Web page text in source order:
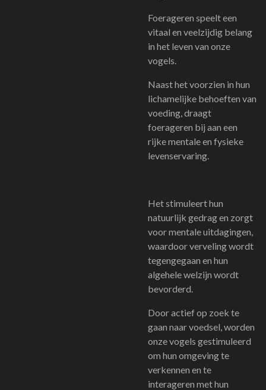
Foerageren speelt een
vitaal en veelzijdig belang
in het leven van onze
vogels.
Naast het voorzien in hun
lichamelijke behoeften van
voeding, draagt
foerageren bij aan een
rijke mentale en fysieke
levenservaring.
Het stimuleert hun
natuurlijk gedrag en zorgt
voor mentale uitdagingen,
waardoor verveling wordt
tegengegaan en hun
algehele welzijn wordt
bevorderd.
Door actief op zoek te
gaan naar voedsel, worden
onze vogels gestimuleerd
om hun omgeving te
verkennen en te
interageren met hun